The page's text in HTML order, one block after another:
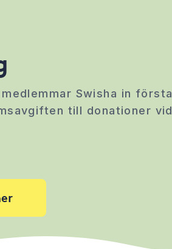
Swisha in första
till donationer vid